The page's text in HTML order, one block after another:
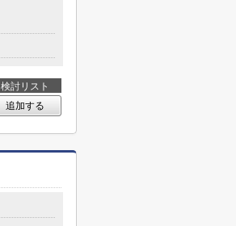
検討リスト
追加する